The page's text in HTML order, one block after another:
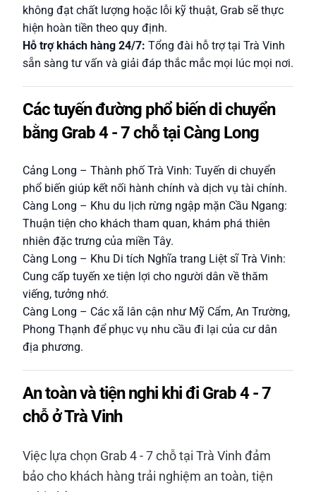
không đạt chất lượng hoặc lỗi kỹ thuật, Grab sẽ thực
hiện hoàn tiền theo quy định.
Hỗ trợ khách hàng 24/7: Tổng đài hỗ trợ tại Trà Vinh
sẵn sàng tư vấn và giải đáp thắc mắc mọi lúc mọi nơi.
Các tuyến đường phổ biến di chuyển
bằng Grab 4 - 7 chỗ tại Càng Long
Cảng Long – Thành phố Trà Vinh: Tuyến di chuyển
phổ biến giúp kết nối hành chính và dịch vụ tài chính.
Càng Long – Khu du lịch rừng ngập mặn Cầu Ngang:
Thuận tiện cho khách tham quan, khám phá thiên
nhiên đặc trưng của miền Tây.
Càng Long – Khu Di tích Nghĩa trang Liệt sĩ Trà Vinh:
Cung cấp tuyến xe tiện lợi cho người dân về thăm
viếng, tưởng nhớ.
Càng Long – Các xã lân cận như Mỹ Cẩm, An Trường,
Phong Thạnh để phục vụ nhu cầu đi lại của cư dân
địa phương.
An toàn và tiện nghi khi đi Grab 4 - 7
chỗ ở Trà Vinh
Việc lựa chọn Grab 4 - 7 chỗ tại Trà Vinh đảm
bảo cho khách hàng trải nghiệm an toàn, tiện